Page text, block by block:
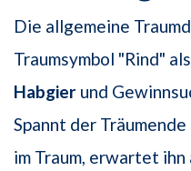
Die allgemeine
Traumsymbol "Rind"
Habgier und
Spannt der
im Traum, erwartet